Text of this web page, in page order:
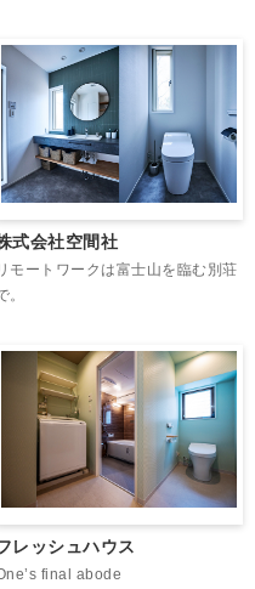
式会社空間社
リモートワークは富士山を臨む別荘
。
レッシュハウス
final abode